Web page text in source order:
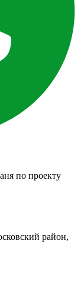
по проекту
район,